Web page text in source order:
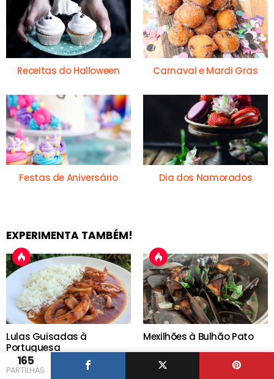
165
PARTILHAS
Receitas do Halloween Carnaval e Mardi Gras
Festas de Aniversário Dia dos Namorados
EXPERIMENTA TAMBÉM!
Lulas Guisadas à
Portuguesa
Mexilhões à Bulhão Pato